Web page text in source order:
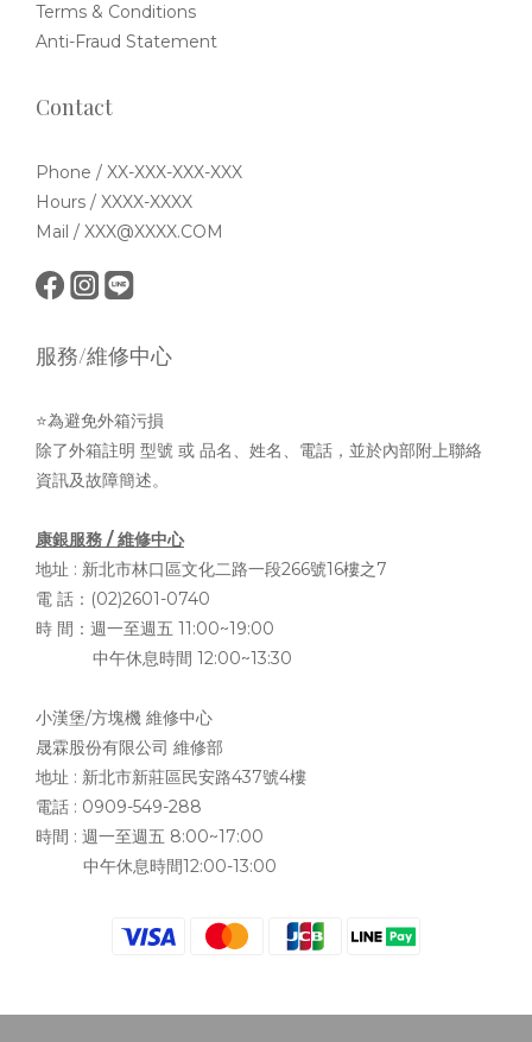
Terms & Conditions
Anti-Fraud Statement
Contact
Phone / XX-XXX-XXX-XXX
Hours / XXXX-XXXX
Mail / XXX@XXXX.COM
服務/維修中心
⭐為避免外箱污損
除了外箱註明 型號 或 品名、姓名、電話，並於內部附上聯絡
資訊及故障簡述。
康銀服務 / 維修中心
地址 : 新北市林口區文化二路一段266號16樓之7
電 話：(02)2601-0740
時 間：週一至週五 11:00~19:00
中午休息時間 12:00~13:30
小漢堡/方塊機 維修中心
晟霖股份有限公司 維修部
地址 : 新北市新莊區民安路437號4樓
電話 : 0909-549-288
時間 : 週一至週五 8:00~17:00
中午休息時間12:00-13:00